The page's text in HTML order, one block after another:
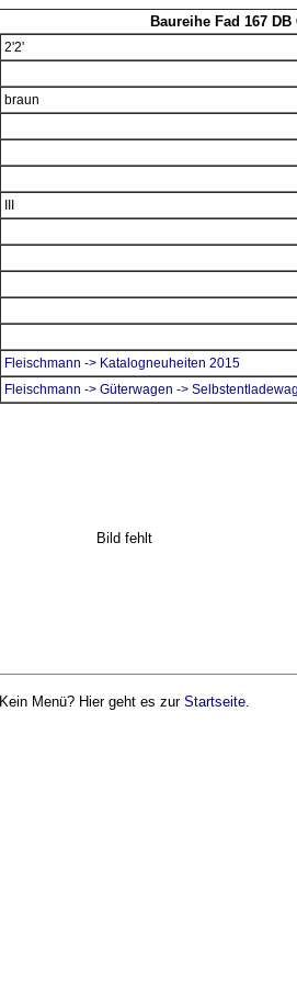
Baureihe Fad 167
2'2'
braun
Fleischmann -> Katalogneuheiten 2015
Fleischmann -> Güterwagen ->
Bild fehlt
Kein Menü? Hier geht es zur Startseite.